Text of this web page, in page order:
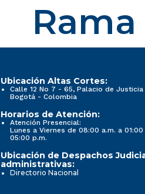
Ubicación Altas Cortes:
Calle 12 No 7 - 65, Palacio de
Bogotá - Colombia
Horarios de Atención:
Atención Presencial:
Lunes a Viernes de 08:00 a.m. a
05:00 p.m.
Ubicación de Despachos
administrativas:
Directorio Nacional